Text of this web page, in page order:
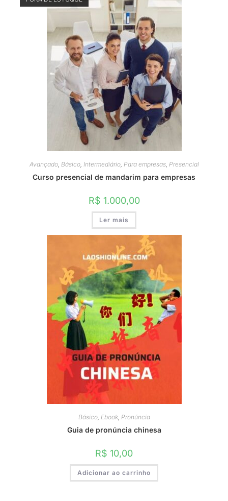
Avançado, Básico, Intermediário, Para empresas, Presencial
Curso presencial de mandarim para empresas
R$ 1.000,00
Ler mais
Básico, Ebook, Pronúncia
Guia de pronúncia chinesa
R$ 10,00
Adicionar ao carrinho